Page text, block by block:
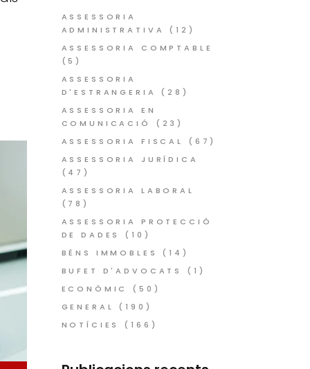
ASSESSORIA
ADMINISTRATIVA
(12)
ASSESSORIA COMPTABLE
(5)
ASSESSORIA
D'ESTRANGERIA
(28)
ASSESSORIA EN
COMUNICACIÓ
(23)
ASSESSORIA FISCAL
(67)
ASSESSORIA JURÍDICA
(47)
ASSESSORIA LABORAL
(78)
ASSESSORIA PROTECCIÓ
DE DADES
(10)
BÉNS IMMOBLES
(14)
BUFET D'ADVOCATS
(1)
ECONÒMIC
(50)
GENERAL
(190)
NOTÍCIES
(166)